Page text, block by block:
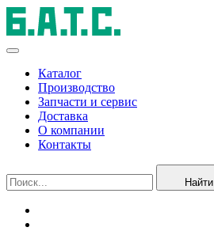
Каталог
Производство
Запчасти и сервис
Доставка
О компании
Контакты
Найти